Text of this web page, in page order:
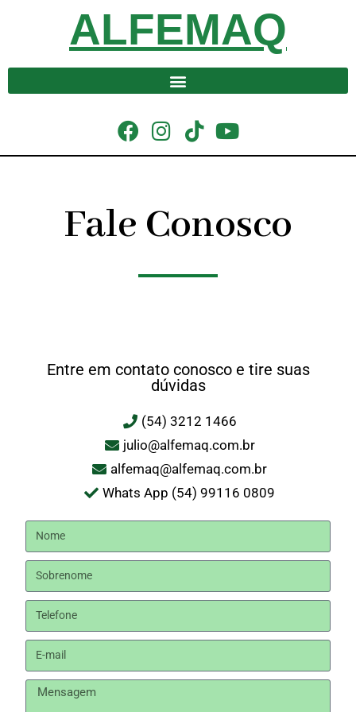
ALFEMAQ
Fale Conosco
Entre em contato conosco e tire suas
dúvidas
(54) 3212 1466
julio@alfemaq.com.br
alfemaq@alfemaq.com.br
Whats App (54) 99116 0809